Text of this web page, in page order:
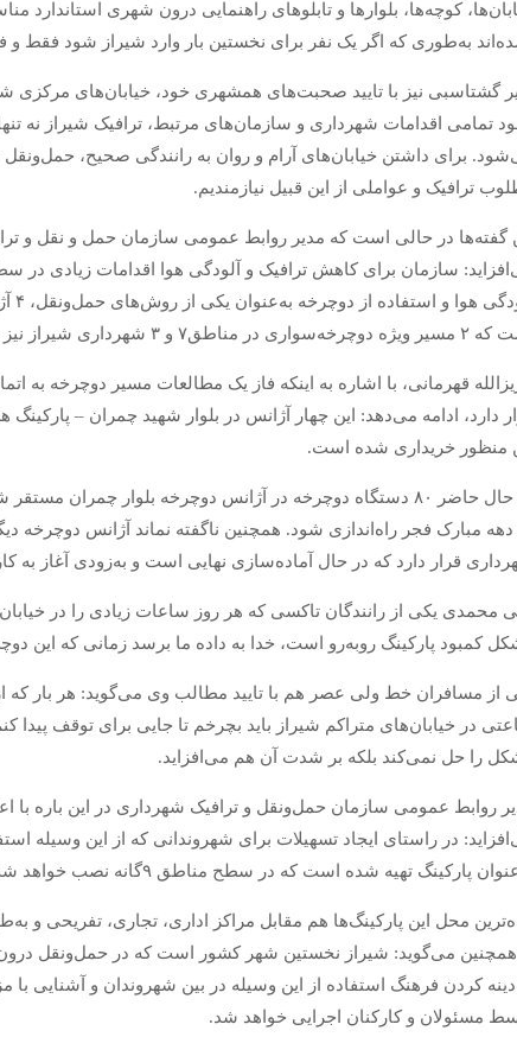
کوچه‌ها، بلوارها و تابلوهای راهنمایی درون شهری استاندارد
به‌طوری که اگر یک نفر برای نخستین بار وارد شیراز شود فقط و
گشتاسبی نیز با تایید صحبت‌های همشهری خود، خیابان‌های مرکزی
تمامی اقدامات شهرداری و سازمان‌های مرتبط، ترافیک شیراز نه
برای داشتن خیابان‌های آرام و روان به رانندگی صحیح،
ترافیک و عواملی از این قبیل نیازمندیم.
گفته‌ها در حالی است که مدیر روابط عمومی سازمان حمل و نقل و
سازمان برای کاهش ترافیک و آلودگی هوا اقدامات زیادی
مناطق۷ و ۳ شهرداری شیراز نیز چندی پیش به بهره‌برداری رسید.
قهرمانی، با اشاره به اینکه فاز یک مطالعات مسیر دوچرخه به
منظور خریداری شده است.
در حال حاضر ۸۰ دستگاه دوچرخه در آژانس دوچرخه بلوار
قرار دارد که در حال آماده‌سازی‌ نهایی است و به‌زودی آغاز به
محمدی یکی از رانندگان تاکسی که هر روز ساعات زیادی را در
کمبود پارکینگ روبه‌رو است، خدا به داده ما برسد زمانی که این
از مسافران خط ولی عصر هم با تایید مطالب وی می‌گوید: هر بار
در خیابان‌های متراکم شیراز باید بچرخم تا جایی برای توقف پیدا
را حل نمی‌کند بلکه بر شدت آن هم می‌افزاید.
پارکینگ تهیه شده است که در سطح مناطق ۹گانه نصب خواهد شد.
محل این پارکینگ‌ها هم مقابل مراکز اداری، تجاری، تفریحی و
همچنین می‌گوید: شیراز نخستین شهر کشور است که در حمل‌ونقل درون
کردن فرهنگ استفاده از این وسیله در بین شهروندان و آشنایی
مسئولان و کارکنان اجرایی خواهد شد.